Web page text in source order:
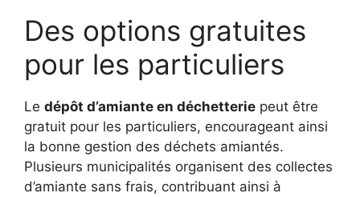
Des options gratuites
pour les particuliers
Le dépôt d’amiante en déchetterie peut être
gratuit pour les particuliers, encourageant ainsi
la bonne gestion des déchets amiantés.
Plusieurs municipalités organisent des collectes
d’amiante sans frais, contribuant ainsi à